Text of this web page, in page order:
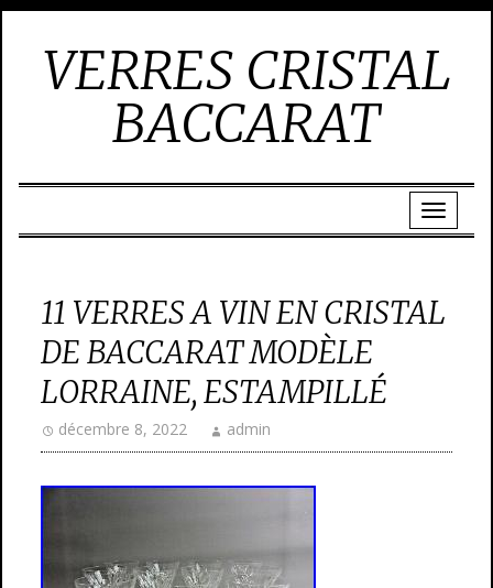
VERRES CRISTAL
BACCARAT
11 VERRES A VIN EN CRISTAL
DE BACCARAT MODÈLE
LORRAINE, ESTAMPILLÉ
décembre 8, 2022 admin